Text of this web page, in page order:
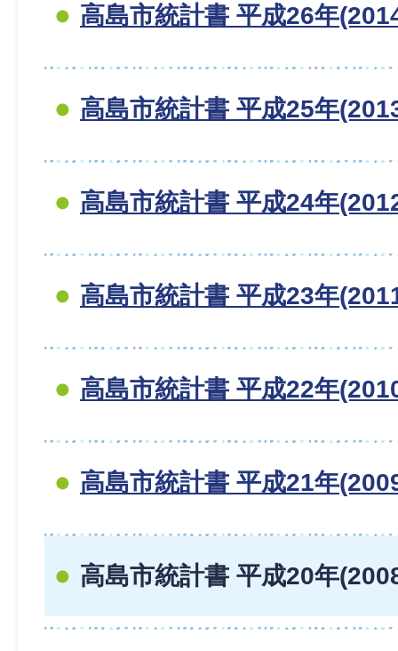
高島市統計書 平成26年
高島市統計書 平成25年
高島市統計書 平成24年
高島市統計書 平成23年
高島市統計書 平成22年
高島市統計書 平成21年
高島市統計書 平成20年